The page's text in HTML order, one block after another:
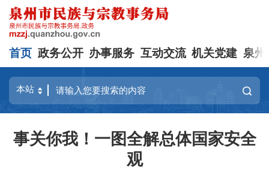
首页 政务公开 办事服务 互动交流 机关党建 泉州
事关你我！一图全解总体国家安全
观